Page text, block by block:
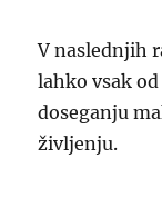
V naslednjih
lahko vsak
doseganju
življenju.